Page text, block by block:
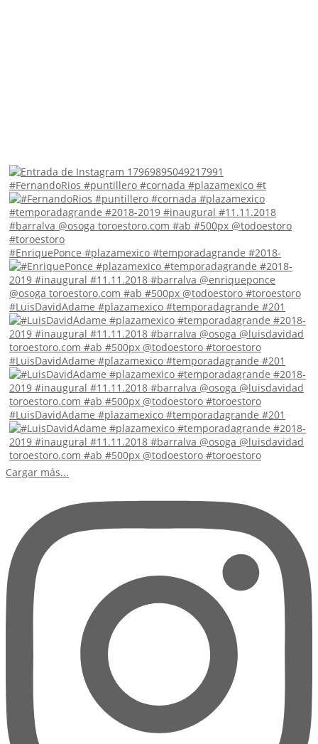
#FernandoRios #puntillero #cornada #plazamexico #t
#EnriquePonce #plazamexico #temporadagrande #2018-
#LuisDavidAdame #plazamexico #temporadagrande #201
#LuisDavidAdame #plazamexico #temporadagrande #201
#LuisDavidAdame #plazamexico #temporadagrande #201
Cargar más...